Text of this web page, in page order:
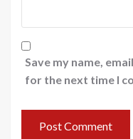
Save my name,
for the next time I